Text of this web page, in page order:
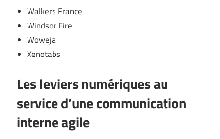
Walkers France
Windsor Fire
Woweja
Xenotabs
Les leviers numériques au
service d’une communication
interne agile